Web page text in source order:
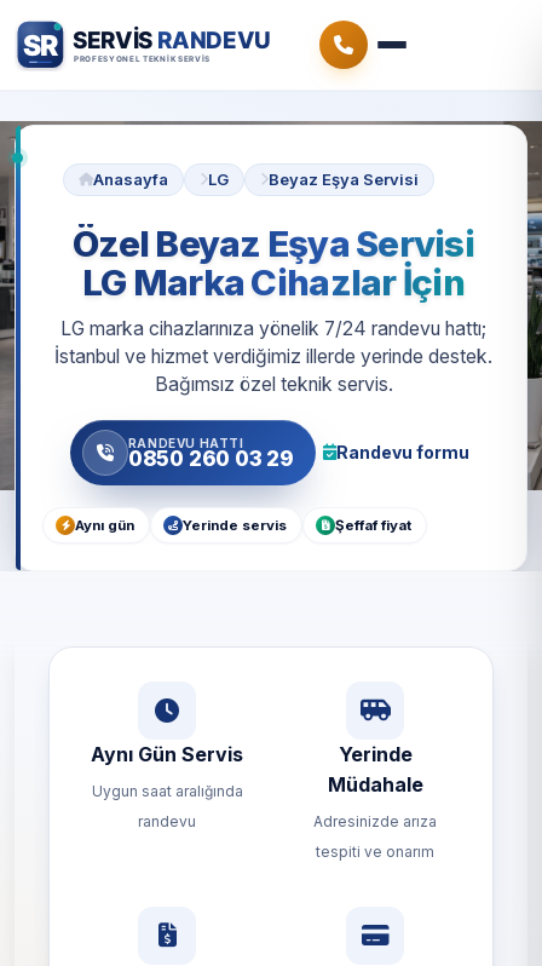
Anasayfa LG Beyaz Eşya Servisi
Özel Beyaz Eşya Servisi
LG Marka Cihazlar İçin
LG marka cihazlarınıza yönelik 7/24 randevu hattı;
İstanbul ve hizmet verdiğimiz illerde yerinde destek.
Bağımsız özel teknik servis.
RANDEVU HATTI
0850 260 03 29 Randevu formu
Aynı gün Yerinde servis Şeffaf fiyat
Aynı Gün Servis
Uygun saat aralığında
randevu
Yerinde
Müdahale
Adresinizde arıza
tespiti ve onarım